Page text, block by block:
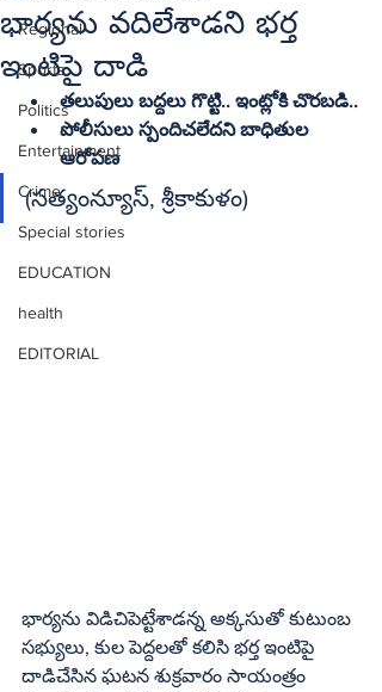
Regional
Sports
Politics
Entertainment
Crime
Special stories
EDUCATION
health
EDITORIAL
భార్యను వదిలేశాడని భర్త
ఇంటిపై దాడి
తలుపులు బద్దలు గొట్టి.. ఇంట్లోకి చొరబడి..
పోలీసులు స్పందిచలేదని బాధితుల
ఆరోపణ
(సత్యంన్యూస్‌, శ్రీకాకుళం)
భార్యను విడిచిపెట్టేశాడన్న అక్కసుతో కుటుంబ
సభ్యులు, కుల పెద్దలతో కలిసి భర్త ఇంటిపై
దాడిచేసిన ఘటన శుక్రవారం సాయంత్రం